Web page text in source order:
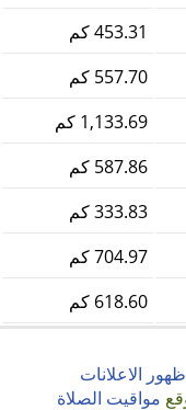
453.31 كم
557.70 كم
1,133.69 كم
587.86 كم
333.83 كم
704.97 كم
618.60 كم
ظهور الاعلانات
مواقيت الصلاة